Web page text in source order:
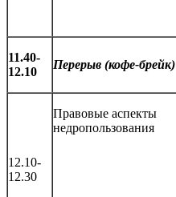
11.40-
12.10
Перерыв (кофе-брейк)
12.10-
12.30
Правовые аспекты
недропользования